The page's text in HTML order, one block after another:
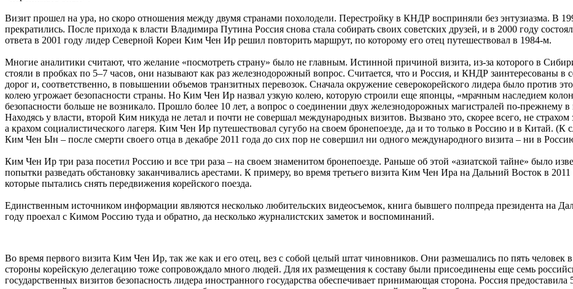
Визит прошел на ура, но скоро отношения между двумя странами похолодели. Перестройку в КНДР восприняли без энтузиазма. В
прекратились. После прихода к власти Владимира Путина Россия снова стала собирать своих советских друзей, и в 2000 году
ответа в 2001 году лидер Северной Кореи Ким Чен Ир решил повторить маршрут, по которому его отец путешествовал в 1984-м.
Многие аналитики считают, что желание «посмотреть страну» было не главным. Истинной причиной визита, из-за которого в
стояли в пробках по 5–7 часов, они называют как раз железнодорожный вопрос. Считается, что и Россия, и КНДР заинтересованы в
дорог и, соответственно, в повышении объемов транзитных перевозок. Сначала окружение северокорейского лидера было против
колею угрожает безопасности страны. Но Ким Чен Ир назвал узкую колею, которую строили еще японцы, «мрачным наследием
безопасности больше не возникало. Прошло более 10 лет, а вопрос о соединении двух железнодорожных магистралей по-прежнему
Находясь у власти, второй Ким никуда не летал и почти не совершал международных визитов. Вызвано это, скорее всего, не
а крахом социалистического лагеря. Ким Чен Ир путешествовал сугубо на своем бронепоезде, да и то только в Россию и в Китай.
Ким Чен Ын – после смерти своего отца в декабре 2011 года до сих пор не совершил ни одного международного визита – ни в
Ким Чен Ир три раза посетил Россию и все три раза – на своем знаменитом бронепоезде. Раньше об этой «азиатской тайне» было
попытки разведать обстановку заканчивались арестами. К примеру, во время третьего визита Ким Чен Ира на Дальний Восток в
которые пытались снять передвижения корейского поезда.
Единственным источником информации являются несколько любительских видеосъемок, книга бывшего полпреда президента на
году проехал с Кимом Россию туда и обратно, да несколько журналистских заметок и воспоминаний.
Во время первого визита Ким Чен Ир, так же как и его отец, вез с собой целый штат чиновников. Они размешались по пять человек
стороны корейскую делегацию тоже сопровождало много людей. Для их размещения к составу были присоединены еще семь
государственных визитов безопасность лидера иностранного государства обеспечивает принимающая сторона. Россия